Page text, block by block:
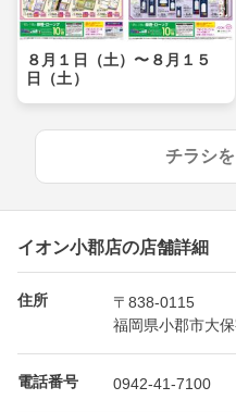
８月１日（土）〜８月１５
日（土）
チラシ
イオン小郡店の店舗詳細
住所
〒838-0115
福岡県小郡市大
電話番号 0942-41-7100